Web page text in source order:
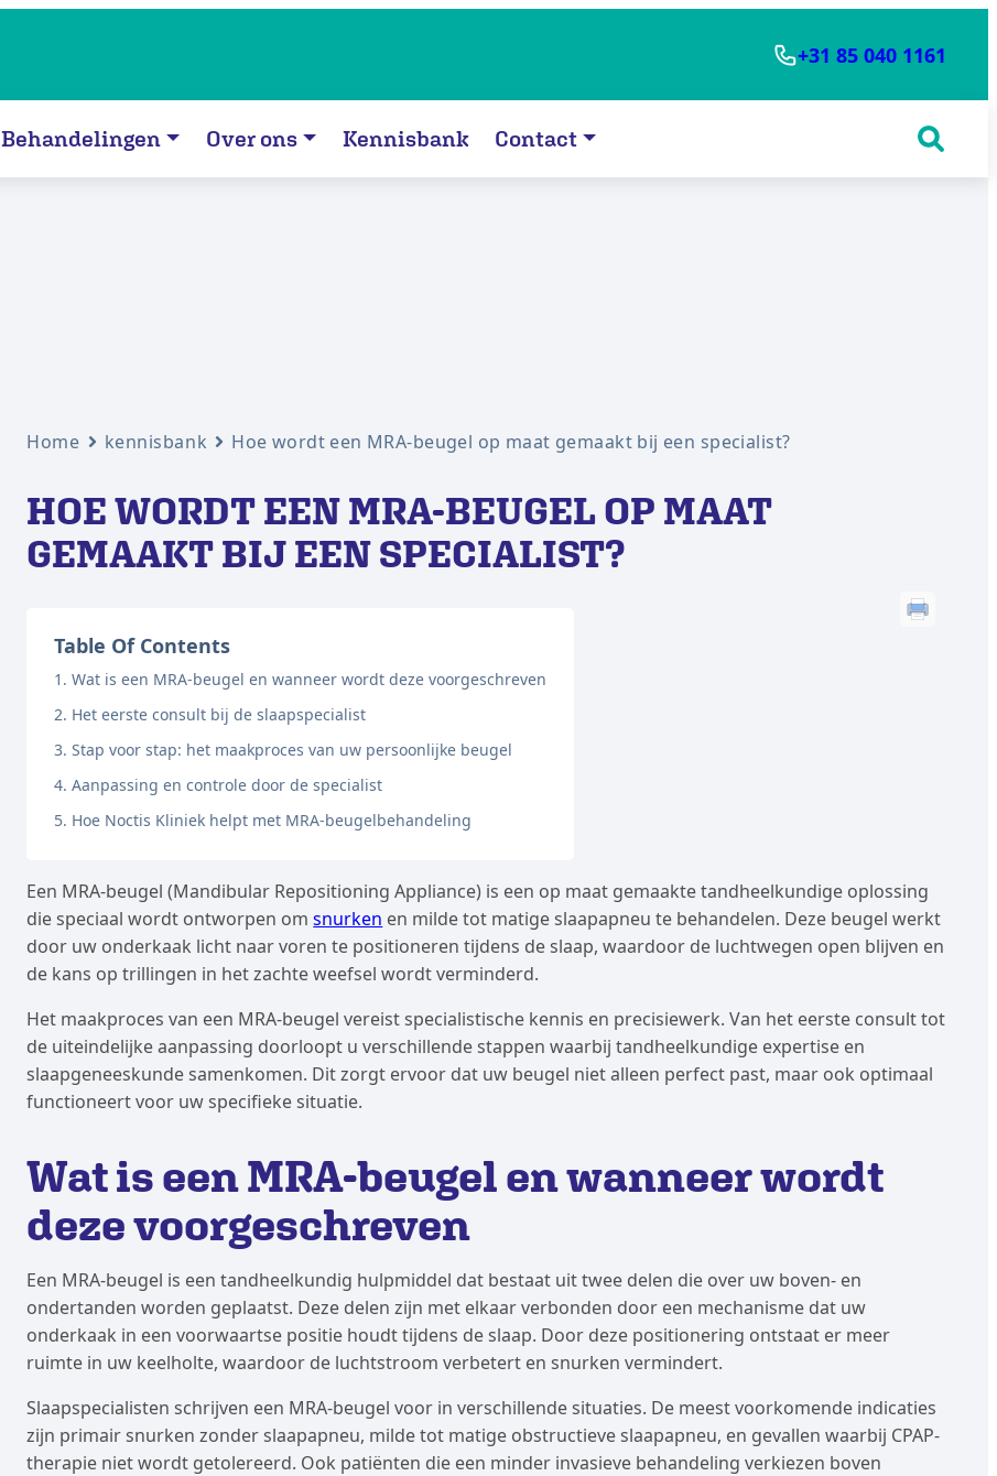
+31 85 040 1161
Behandelingen Over ons Kennisbank Contact
Home kennisbank Hoe wordt een MRA-beugel op maat gemaakt bij een specialist?
HOE WORDT EEN MRA-BEUGEL OP MAAT
GEMAAKT BIJ EEN SPECIALIST?
Table Of Contents
Wat is een MRA-beugel en wanneer wordt deze voorgeschreven
Het eerste consult bij de slaapspecialist
Stap voor stap: het maakproces van uw persoonlijke beugel
Aanpassing en controle door de specialist
Hoe Noctis Kliniek helpt met MRA-beugelbehandeling
Een MRA-beugel (Mandibular Repositioning Appliance) is een op maat gemaakte tandheelkundige oplossing
die speciaal wordt ontworpen omsnurken en milde tot matige slaapapneu te behandelen. Deze beugel werkt
door uw onderkaak licht naar voren te positioneren tijdens de slaap, waardoor de luchtwegen open blijven en
de kans op trillingen in het zachte weefsel wordt verminderd.
Het maakproces van een MRA-beugel vereist specialistische kennis en precisiewerk. Van het eerste consult tot
de uiteindelijke aanpassing doorloopt u verschillende stappen waarbij tandheelkundige expertise en
slaapgeneeskunde samenkomen. Dit zorgt ervoor dat uw beugel niet alleen perfect past, maar ook optimaal
functioneert voor uw specifieke situatie.
Wat is een MRA-beugel en wanneer wordt
deze voorgeschreven
Een MRA-beugel is een tandheelkundig hulpmiddel dat bestaat uit twee delen die over uw boven- en
ondertanden worden geplaatst. Deze delen zijn met elkaar verbonden door een mechanisme dat uw
onderkaak in een voorwaartse positie houdt tijdens de slaap. Door deze positionering ontstaat er meer
ruimte in uw keelholte, waardoor de luchtstroom verbetert en snurken vermindert.
Slaapspecialisten schrijven een MRA-beugel voor in verschillende situaties. De meest voorkomende indicaties
zijn primair snurken zonder slaapapneu, milde tot matige obstructieve slaapapneu, en gevallen waarbij CPAP-
therapie niet wordt getolereerd. Ook patiënten die een minder invasieve behandeling verkiezen boven